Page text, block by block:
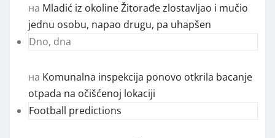
на Mladić iz okoline Žitorađe zlostavljao i mučio
jednu osobu, napao drugu, pa uhapšen
Dno, dna
на Komunalna inspekcija ponovo otkrila bacanje
otpada na očišćenoj lokaciji
Football predictions